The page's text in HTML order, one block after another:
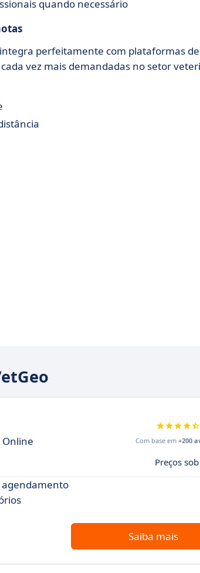
quando necessário
perfeitamente com plataformas de
vez mais demandadas no setor
Online Com base em +200
Preços
agendamento
Saiba mais